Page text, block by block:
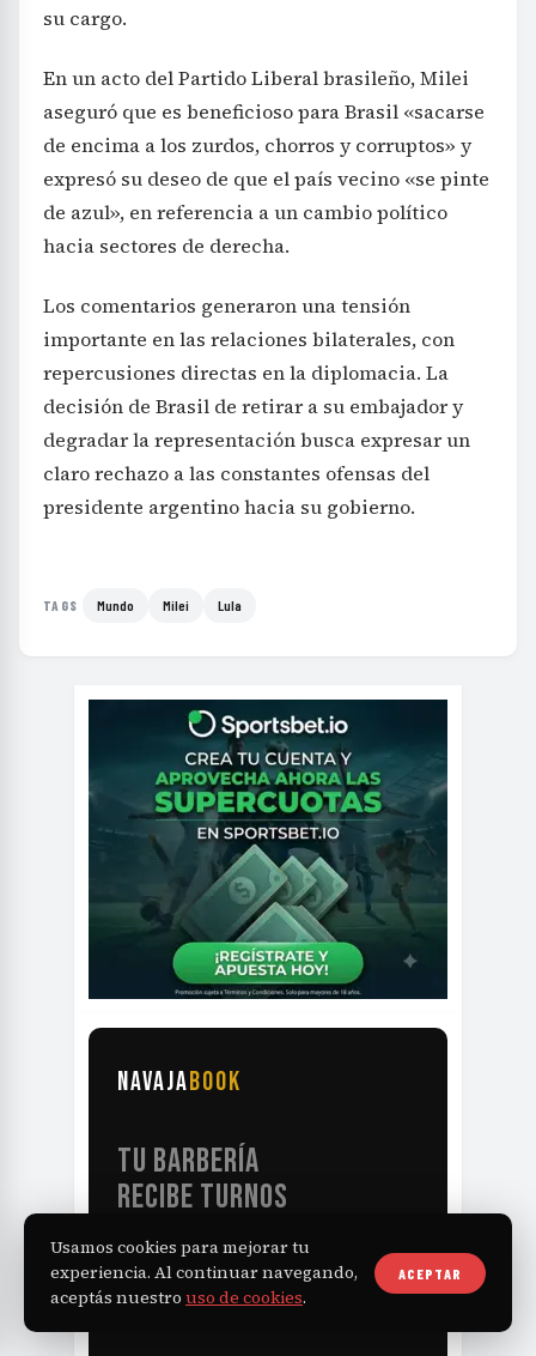
su cargo.
En un acto del Partido Liberal brasileño, Milei
aseguró que es beneficioso para Brasil «sacarse
de encima a los zurdos, chorros y corruptos» y
expresó su deseo de que el país vecino «se pinte
de azul», en referencia a un cambio político
hacia sectores de derecha.
Los comentarios generaron una tensión
importante en las relaciones bilaterales, con
repercusiones directas en la diplomacia. La
decisión de Brasil de retirar a su embajador y
degradar la representación busca expresar un
claro rechazo a las constantes ofensas del
presidente argentino hacia su gobierno.
TAGS Mundo Milei Lula
NAVAJABOOK
TU BARBERÍA
RECIBE TURNOS
LAS 24HS
Usamos cookies para mejorar tu
experiencia. Al continuar navegando,
aceptás nuestro uso de cookies.
ACEPTAR